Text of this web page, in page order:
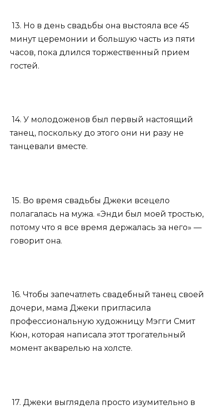
13. Но в день свадьбы она выстояла все 45
минут церемонии и большую часть из пяти
часов, пока длился торжественный прием
гостей.
14. У молодоженов был первый настоящий
танец, поскольку до этого они ни разу не
танцевали вместе.
15. Во время свадьбы Джеки всецело
полагалась на мужа. «Энди был моей тростью,
потому что я все время держалась за него» —
говорит она.
16. Чтобы запечатлеть свадебный танец своей
дочери, мама Джеки пригласила
профессиональную художницу Мэгги Смит
Кюн, которая написала этот трогательный
момент акварелью на холсте.
17. Джеки выглядела просто изумительно в